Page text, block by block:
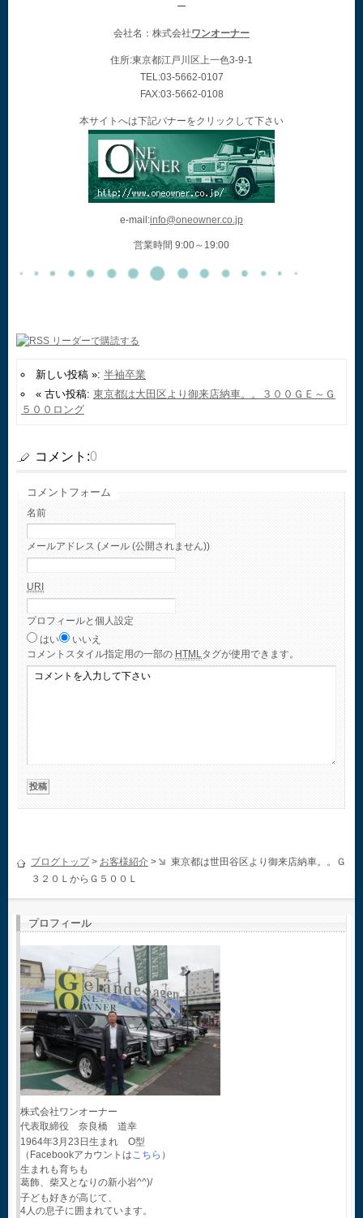
ー
会社名：株式会社ワンオーナー
住所:東京都江戸川区上一色3-9-1
TEL:03-5662-0107
FAX:03-5662-0108
本サイトへは下記バナーをクリックして下さい
e-mail:info@oneowner.co.jp
営業時間 9:00～19:00
新しい投稿 »: 半袖卒業
« 古い投稿: 東京都は大田区より御来店納車。。３００ＧＥ～Ｇ
５００ロング
コメント:0
コメントフォーム
名前
メールアドレス (メール (公開されません))
URI
プロフィールと個人設定
はい
いいえ
コメント スタイル指定用の一部の HTMLタグが使用できます。
ブログトップ> お客様紹介 >
東京都は世田谷区より御来店納車。。Ｇ
３２０ＬからＧ５００Ｌ
プロフィール
株式会社ワンオーナー
代表取締役 奈良橋 道幸
1964年3月23日生まれ O型
（Facebookアカウントはこちら ）
生まれも育ちも
葛飾、柴又となりの新小岩^^)/
子ども好きが高じて、
4人の息子に囲まれています。